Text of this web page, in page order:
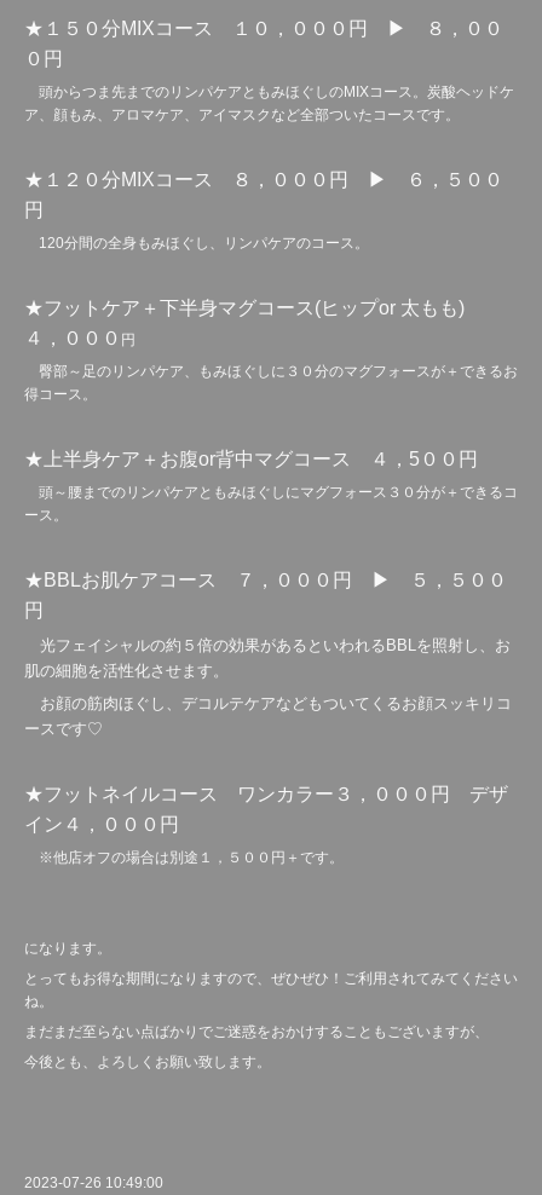
★１５０分MIXコース １０，０００円 ▶ ８，００
０円
頭からつま先までのリンパケアともみほぐしのMIXコース。炭酸ヘッドケ
ア、顔もみ、アロマケア、アイマスクなど全部ついたコースです。
★１２０分MIXコース ８，０００円 ▶ ６，５００
円
120分間の全身もみほぐし、リンパケアのコース。
★フットケア＋下半身マグコース(ヒップor 太もも)
４，０００ 円
臀部～足のリンパケア、もみほぐしに３０分のマグフォースが＋できるお
得コース。
★上半身ケア＋お腹or背中マグコース ４，5００円
頭～腰までのリンパケアともみほぐしにマグフォース３０分が＋できるコ
ース。
★BBLお肌ケアコース ７，０００円 ▶ ５，５００
円
光フェイシャルの約５倍の効果があるといわれるBBLを照射し、お
肌の細胞を活性化させます。
お顔の筋肉ほぐし、デコルテケアなどもついてくるお顔スッキリコ
ースです♡
★フットネイルコース ワンカラー３，０００円 デザ
イン４，０００円
※他店オフの場合は別途１，５００円＋です。
になります。
とってもお得な期間になりますので、ぜひぜひ！ご利用されてみてください
ね。
まだまだ至らない点ばかりでご迷惑をおかけすることもございますが、
今後とも、よろしくお願い致します。
2023-07-26 10:49:00